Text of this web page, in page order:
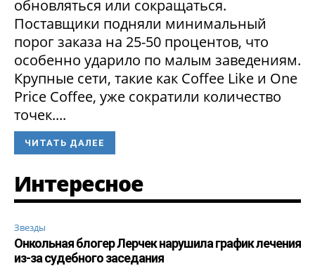
обновляться или сокращаться.
Поставщики подняли минимальный
порог заказа на 25-50 процентов, что
особенно ударило по малым заведениям.
Крупные сети, такие как Coffee Like и One
Price Coffee, уже сократили количество
точек....
ЧИТАТЬ ДАЛЕЕ
Интересное
Звезды
Онкольная блогер Лерчек нарушила график лечения
из-за судебного заседания